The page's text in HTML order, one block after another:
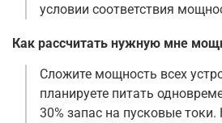
условии соответствия
Как рассчитать нужную мне
Сложите мощность всех
планируете питать
30% запас на пусковые